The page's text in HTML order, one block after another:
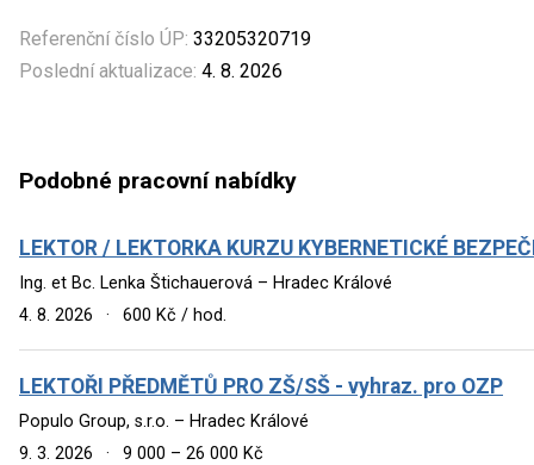
Referenční číslo ÚP: 33205320719
Poslední aktualizace: 4. 8. 2026
Podobné pracovní nabídky
LEKTOR / LEKTORKA KURZU KYBERNETICKÉ
Ing. et Bc. Lenka Štichauerová – Hradec Králové
4. 8. 2026
· 600 Kč / hod.
LEKTOŘI PŘEDMĚTŮ PRO ZŠ/SŠ - vyhraz. pro OZP
Populo Group, s.r.o. – Hradec Králové
9. 3. 2026
· 9 000 – 26 000 Kč